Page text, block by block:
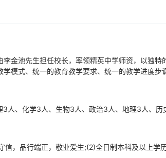
金池先生担任校长，率领精英中学师资，以独
模式、统一的教育教学要求、统一的教学进度步
人、化学3人、生物3人、政治3人、地理3人、历
信，品行端正，敬业爱生;(2)全日制本科及以上